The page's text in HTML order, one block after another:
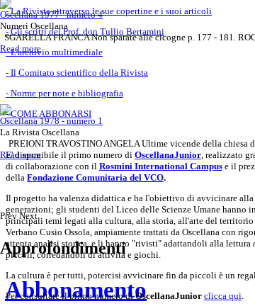
- La Rivista attraverso le sue copertine e i suoi articoli
- Gli scritti del Prof. don Tullio Bertamini
- L'archivio multimediale
- Il Comitato scientifico della Rivista
- Norme per note e bibliografia
- COME ABBONARSI
E' disponibile il primo numero di OscellanaJunior, realizzato
di collaborazione con il Rosmini International Campus e il
della Fondazione Comunitaria del VCO.
Il progetto ha valenza didattica e ha l'obiettivo di avvicinare
generazioni; gli studenti del Liceo delle Scienze Umane hanno
principali temi legati alla cultura, alla storia, all'arte del
Verbano Cusio Ossola, ampiamente trattati da Oscellana con
attenta analisi storica, e li hanno "rivisti" adattandoli alla lettura
piccoli, corredandoli di attività e giochi.
La cultura è per tutti, potercisi avvicinare fin da piccoli è un
Per consultare il primo numero diOscellanaJunior clicca qui.
Oscellana 1977 - numero 4
Numeri Oscellana
SGARELLA FRANCA Non sparate alle cicogne p. 177 - 181.
Read more
Oscellana 1978 - numero 1
La Rivista Oscellana
PREIONI TRAVOSTINO ANGELA Ultime vicende della chiesa
Read more
Prev Next
Approfondimenti
Abbonamento